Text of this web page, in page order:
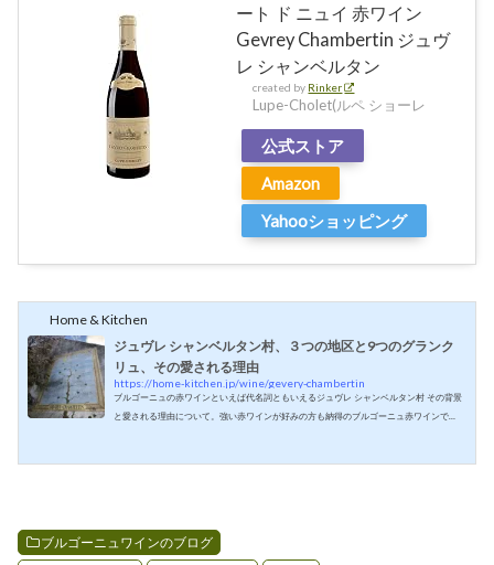
ート ド ニュイ 赤ワイン
Gevrey Chambertin ジュヴ
レ シャンベルタン
created by Rinker
Lupe-Cholet(ルペ ショーレ
公式ストア
Amazon
Yahooショッピング
Home & Kitchen
ジュヴレ シャンベルタン村、３つの地区と9つのグランク
リュ、その愛される理由
https://home-kitchen.jp/wine/gevery-chambertin
ブルゴーニュの赤ワインといえば代名詞ともいえるジュヴレ シャンベルタン村 その背景
と愛される理由について。強い赤ワインが好みの方も納得のブルゴーニュ赤ワインで
ブルゴーニュワインのブログ